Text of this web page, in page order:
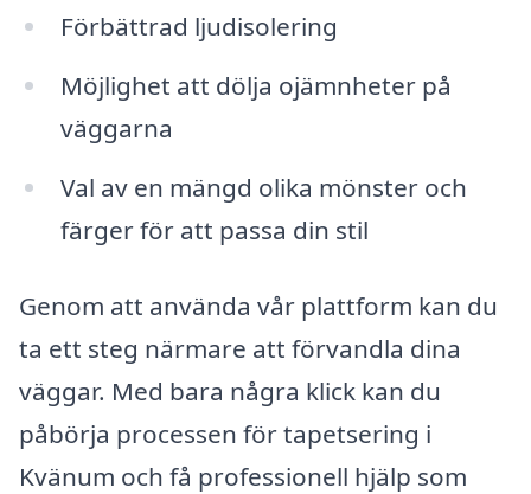
Förbättrad ljudisolering
Möjlighet att dölja ojämnheter på
väggarna
Val av en mängd olika mönster och
färger för att passa din stil
Genom att använda vår plattform kan du
ta ett steg närmare att förvandla dina
väggar. Med bara några klick kan du
påbörja processen för tapetsering i
Kvänum och få professionell hjälp som